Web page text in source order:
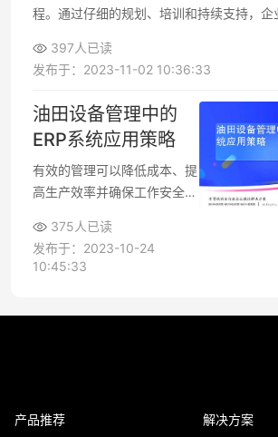
程。通过仔细的规划、培训和持续支持，企
颖而出
397人已读
发布于：2023-11-02 10:36:33
油田设备管理中的
ERP系统应用策略
有效的管理可以降低成本、提
高生产效率并确保工作安全。
划）系统发挥了重要作用。本
文将探讨如何在油田设备管理
375人已读
发布于：2023-10-24
10:45:33
产品推荐 解决方案